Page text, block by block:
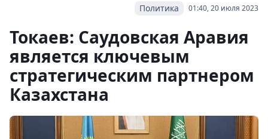
01:40, 20 июля 2023
Политика
Токаев: Саудовская Аравия
является ключевым
стратегическим партнером
Казахстана